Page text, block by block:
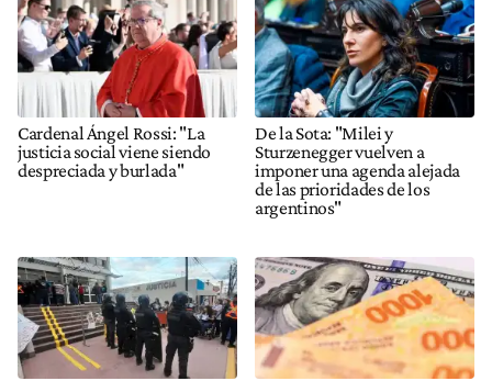
Cardenal Ángel Rossi: "La
justicia social viene siendo
despreciada y burlada"
De la Sota: "Milei y
Sturzenegger vuelven a
imponer una agenda alejada
de las prioridades de los
argentinos"